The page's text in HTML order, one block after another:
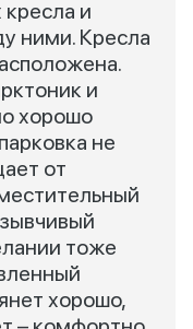
и
ними. Кресла
и
хорошо
не
от
тоже
хорошо,